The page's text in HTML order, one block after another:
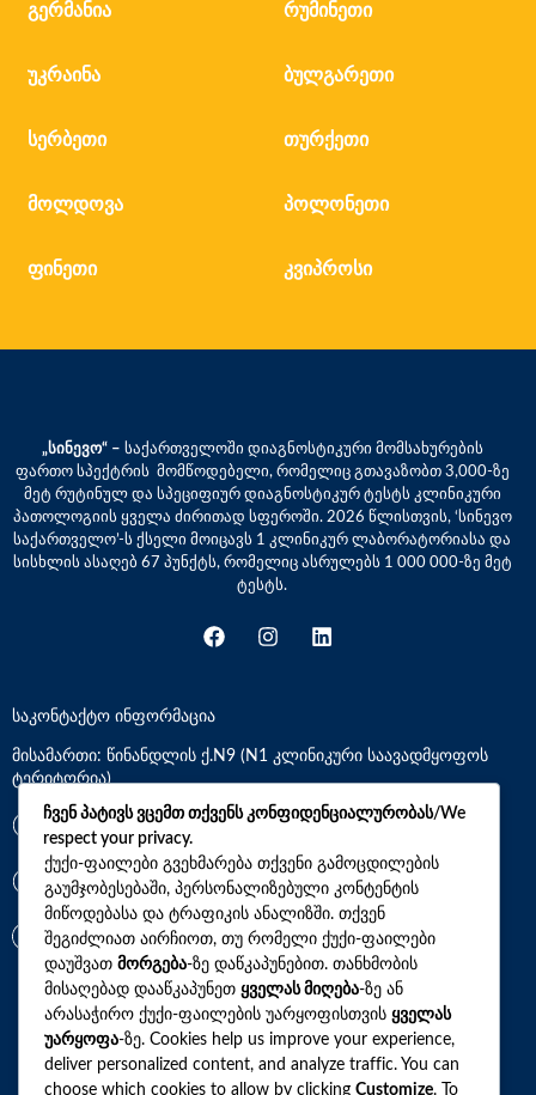
გერმანია რუმინეთი
უკრაინა ბულგარეთი
სერბეთი თურქეთი
მოლდოვა პოლონეთი
ფინეთი კვიპროსი
„სინევო“ – საქართველოში დიაგნოსტიკური მომსახურების
ფართო სპექტრის მომწოდებელი, რომელიც გთავაზობთ 3,000-ზე
მეტ რუტინულ და სპეციფიურ დიაგნოსტიკურ ტესტს კლინიკური
პათოლოგიის ყველა ძირითად სფეროში. 2026 წლისთვის, ‘სინევო
საქართველო’-ს ქსელი მოიცავს 1 კლინიკურ ლაბორატორიასა და
სისხლის ასაღებ 67 პუნქტს, რომელიც ასრულებს 1 000 000-ზე მეტ
ტესტს.
საკონტაქტო ინფორმაცია
მისამართი: წინანდლის ქ.N9 (N1 კლინიკური საავადმყოფოს
ტერიტორია)
*7770
+(995)32 2 800 111
info@synevo.ge
2021 – 2026 © სინევო. ყველა უფლება დაცულია
ჩვენ პატივს ვცემთ თქვენს კონფიდენციალურობას/We
respect your privacy.
ქუქი-ფაილები გვეხმარება თქვენი გამოცდილების
გაუმჯობესებაში, პერსონალიზებული კონტენტის
მიწოდებასა და ტრაფიკის ანალიზში. თქვენ
შეგიძლიათ აირჩიოთ, თუ რომელი ქუქი-ფაილები
დაუშვათ მორგება-ზე დაწკაპუნებით. თანხმობის
მისაღებად დააწკაპუნეთ ყველას მიღება-ზე ან
არასაჭირო ქუქი-ფაილების უარყოფისთვის ყველას
უარყოფა-ზე. Cookies help us improve your experience,
deliver personalized content, and analyze traffic. You can
choose which cookies to allow by clicking Customize. To